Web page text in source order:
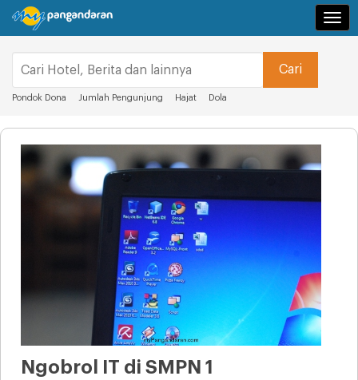
Pondok Dona Jumlah Pengunjung Hajat Dola
Ngobrol IT di SMPN 1